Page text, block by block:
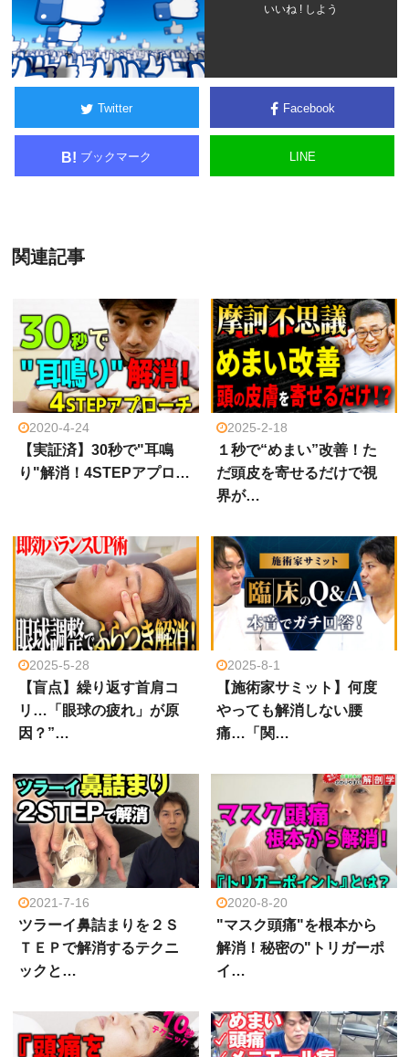
いいね ! しよう
Twitter Facebook
B! ブックマーク LINE
関連記事
2020-4-24
【実証済】30秒で"耳鳴
り"解消！4STEPアプロ…
2025-2-18
１秒で“めまい”改善！た
だ頭皮を寄せるだけで視
界が…
2025-5-28
【盲点】繰り返す首肩コ
リ…「眼球の疲れ」が原
因？”…
2025-8-1
【施術家サミット】何度
やっても解消しない腰
痛…「関…
2021-7-16
ツラーイ鼻詰まりを２Ｓ
ＴＥＰで解消するテクニ
ックと…
2020-8-20
"マスク頭痛"を根本から
解消！秘密の"トリガーポ
イ…